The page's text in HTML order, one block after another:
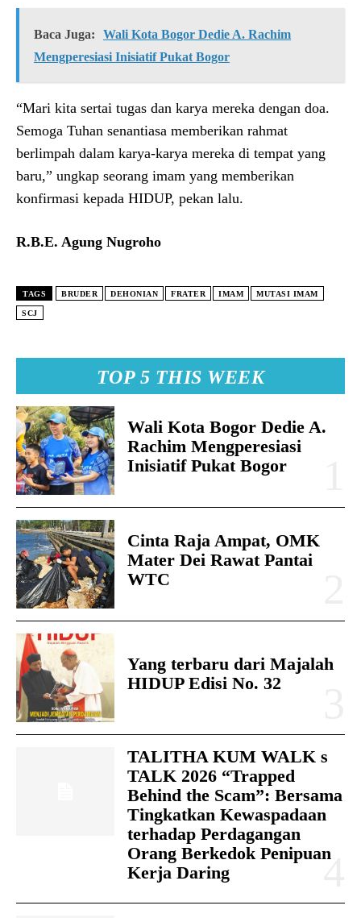
TOP 5 THIS WEEK
Wali Kota Bogor Dedie A.
Rachim Mengperesiasi
Inisiatif Pukat Bogor
Cinta Raja Ampat, OMK
Mater Dei Rawat Pantai
WTC
Yang terbaru dari Majalah
HIDUP Edisi No. 32
TALITHA KUM WALK s
TALK 2026 “Trapped
Behind the Scam”: Bersama
Tingkatkan Kewaspadaan
terhadap Perdagangan
Orang Berkedok Penipuan
Kerja Daring
Baca Juga:
Wali Kota Bogor Dedie A. Rachim
Mengperesiasi Inisiatif Pukat Bogor
“Mari kita sertai tugas dan karya mereka dengan doa.
Semoga Tuhan senantiasa memberikan rahmat
berlimpah dalam karya-karya mereka di tempat yang
baru,” ungkap seorang imam yang memberikan
konfirmasi kepada HIDUP, pekan lalu.
R.B.E. Agung Nugroho
TAGS BRUDER DEHONIAN FRATER IMAM MUTASI IMAM
SCJ